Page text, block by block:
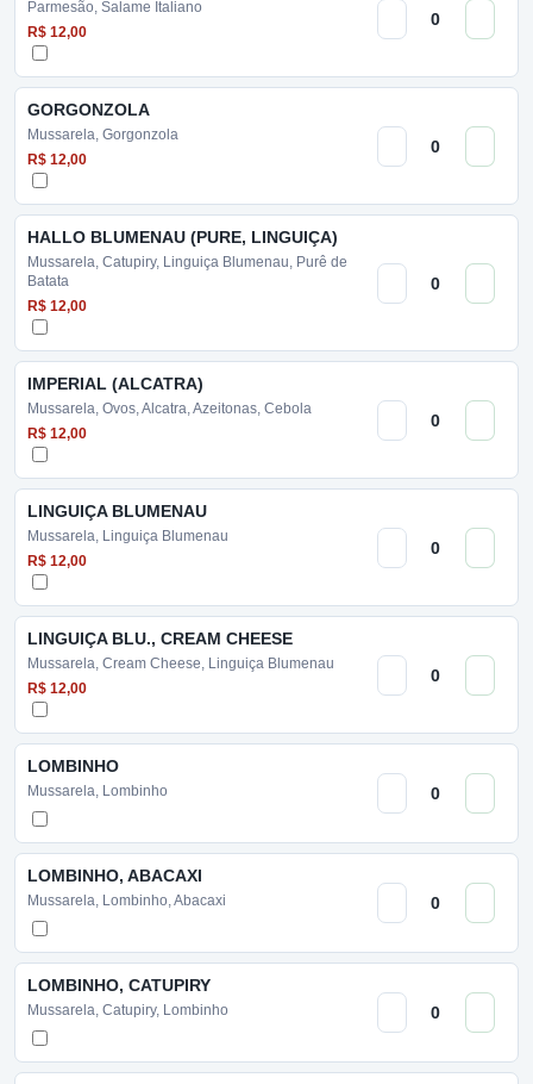
Parmesão, Salame Italiano
R$ 12,00
GORGONZOLA
Mussarela, Gorgonzola
R$ 12,00
HALLO BLUMENAU (PURE, LINGUIÇA)
Mussarela, Catupiry, Linguiça Blumenau, Purê de
Batata
R$ 12,00
IMPERIAL (ALCATRA)
Mussarela, Ovos, Alcatra, Azeitonas, Cebola
R$ 12,00
LINGUIÇA BLUMENAU
Mussarela, Linguiça Blumenau
R$ 12,00
LINGUIÇA BLU., CREAM CHEESE
Mussarela, Cream Cheese, Linguiça Blumenau
R$ 12,00
LOMBINHO
Mussarela, Lombinho
LOMBINHO, ABACAXI
Mussarela, Lombinho, Abacaxi
LOMBINHO, CATUPIRY
Mussarela, Catupiry, Lombinho